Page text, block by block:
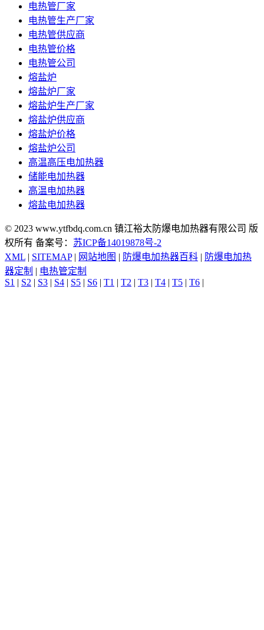
电热管厂家
电热管生产厂家
电热管供应商
电热管价格
电热管公司
熔盐炉
熔盐炉厂家
熔盐炉生产厂家
熔盐炉供应商
熔盐炉价格
熔盐炉公司
高温高压电加热器
储能电加热器
高温电加热器
熔盐电加热器
© 2023 www.ytfbdq.com.cn 镇江裕太防爆电加热器有限公司 版
权所有 备案号： 苏ICP备14019878号-2
XML | SITEMAP| 网站地图 | 防爆电加热器百科 | 防爆电加热
器定制 | 电热管定制
S1 | S2 | S3 | S4 | S5 | S6 | T1 | T2 | T3 | T4 | T5 | T6 |